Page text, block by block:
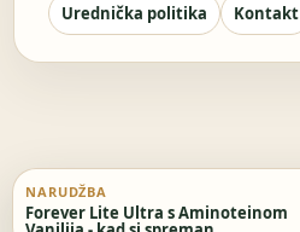
Urednička politika
Kontakt
NARUDŽBA
Forever Lite Ultra s Aminoteinom